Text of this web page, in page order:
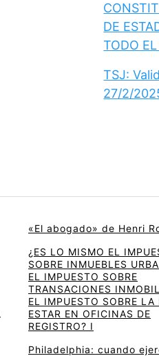
DE
TODO
TSJ:
27/2/
«El abogado» de Henri
¿ES LO MISMO EL
SOBRE INMUEBLES
EL IMPUESTO SOBRE
TRANSACIONES
EL IMPUESTO SOBRE LA
ESTAR EN OFICINAS DE
REGISTRO? I
Philadelphia: cuando